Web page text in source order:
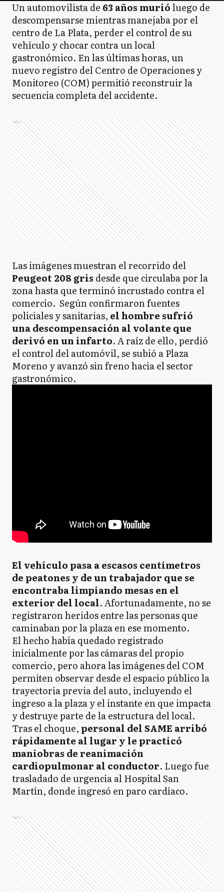
Un automovilista de 63 años murióluego de
descompensarse mientras manejaba por el
centro de La Plata, perder el control de su
vehículo y chocar contra un local
gastronómico. En las últimas horas, un
nuevo registro del Centro de Operaciones y
Monitoreo (COM) permitió reconstruir la
secuencia completa del accidente.
Ads
Las imágenes muestran el recorrido del
Peugeot 208 gris desde que circulaba por la
zona hasta que terminó incrustado contra el
comercio. Según confirmaron fuentes
policiales y sanitarias, el hombre sufrió
una descompensación al volante que
derivó en un infarto. A raíz de ello, perdió
el control del automóvil, se subió a Plaza
Moreno y avanzó sin freno hacia el sector
gastronómico.
El vehículo pasa a escasos centímetros
de peatones y de un trabajador que se
encontraba limpiando mesas en el
exterior del local. Afortunadamente, no se
registraron heridos entre las personas que
caminaban por la plaza en ese momento.
El hecho había quedado registrado
inicialmente por las cámaras del propio
comercio, pero ahora las imágenes del COM
permiten observar desde el espacio público la
trayectoria previa del auto, incluyendo el
ingreso a la plaza y el instante en que impacta
y destruye parte de la estructura del local.
Tras el choque, personal del SAME arribó
rápidamente al lugar y le practicó
maniobras de reanimación
cardiopulmonar al conductor. Luego fue
trasladado de urgencia al Hospital San
Martín, donde ingresó en paro cardíaco.
Ads